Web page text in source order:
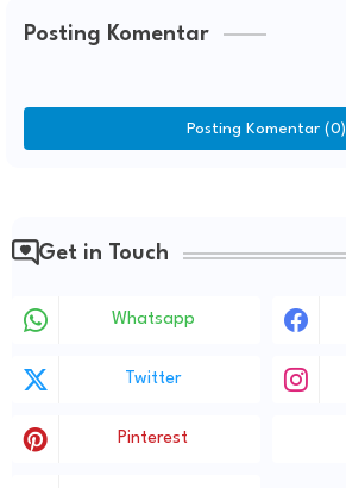
Posting Komentar
Posting Komentar (0)
Get in Touch
Whatsapp
Twitter
Pinterest